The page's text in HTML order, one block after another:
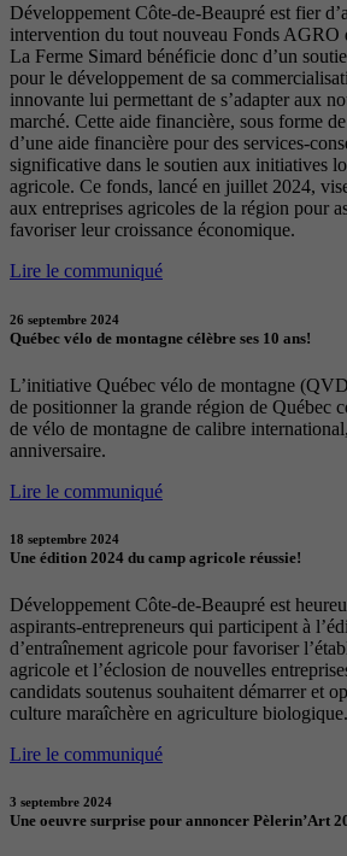
Développement Côte-de-Beaupré est fier
intervention du tout nouveau Fonds AGRO
La Ferme Simard bénéficie donc d’un
pour le développement de sa
innovante lui permettant de s’adapter aux
marché. Cette aide financière, sous forme
d’une aide financière pour des services-
significative dans le soutien aux initiatives
agricole. Ce fonds, lancé en juillet 2024,
aux entreprises agricoles de la région pour
favoriser leur croissance économique.
Lire le communiqué
26 septembre 2024
Québec vélo de montagne célèbre ses 10 ans!
L’initiative Québec vélo de montagne
de positionner la grande région de Québec
de vélo de montagne de calibre
anniversaire.
Lire le communiqué
18 septembre 2024
Une édition 2024 du camp agricole réussie!
Développement Côte-de-Beaupré est
aspirants-entrepreneurs qui participent à
d’entraînement agricole pour favoriser
agricole et l’éclosion de nouvelles
candidats soutenus souhaitent démarrer et
culture maraîchère en agriculture biologique.
Lire le communiqué
3 septembre 2024
Une oeuvre surprise pour annoncer Pèlerin’Art